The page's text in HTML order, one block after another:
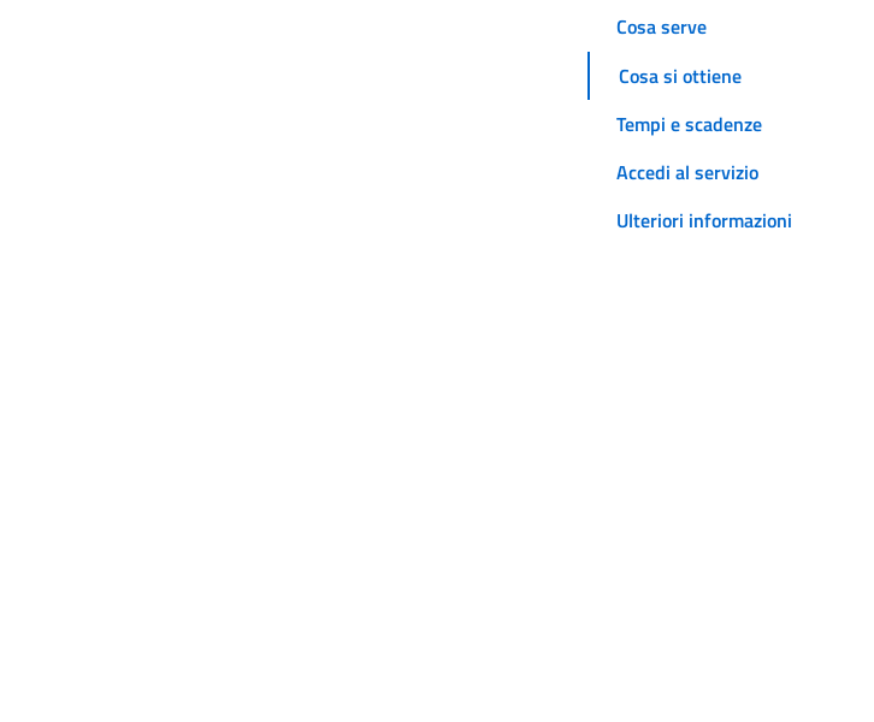
Cosa serve
Cosa si ottiene
Tempi e scadenze
Accedi al servizio
Ulteriori informazioni